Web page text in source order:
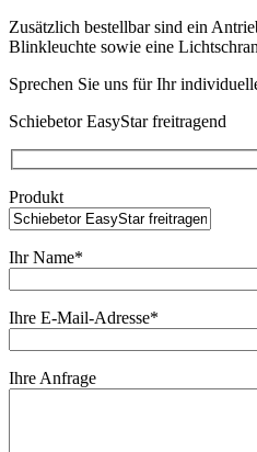
Zusätzlich bestellbar sind ein
Blinkleuchte sowie eine
Sprechen Sie uns für Ihr
Schiebetor EasyStar freitragend
Produkt
Ihr Name*
Ihre E-Mail-Adresse*
Ihre Anfrage